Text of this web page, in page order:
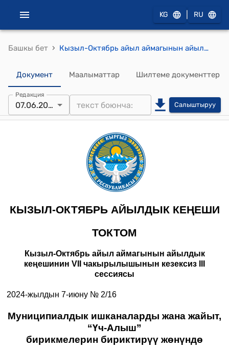
KG RU
Башкы бет › Кызыл-Октябрь айыл аймагынын айылдык кеңешинин 2024-жылдын 7-июну № 2/16 Муниципиалдык ишканаларды жана жайыт, “Үч-Алыш” бирикмелерин бириктирүү жөнүндө токтому
Документ Маалыматтар Шилтеме документтер
Редакция
07.06.2024 Салыштыруу